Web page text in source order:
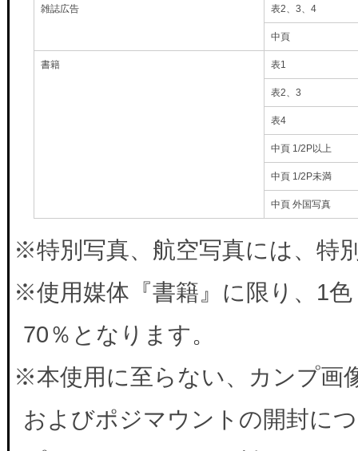
雑誌広告 表2、3、4
中頁
書籍 表1
表2、3
表4
中頁 1/2P以上
中頁 1/2P未満
中頁 外国写真
※特別写真、航空写真には、特
※使用媒体『書籍』に限り、1
70％となります。
※本使用に至らない、カンプ画
およびポジマウントの開封に